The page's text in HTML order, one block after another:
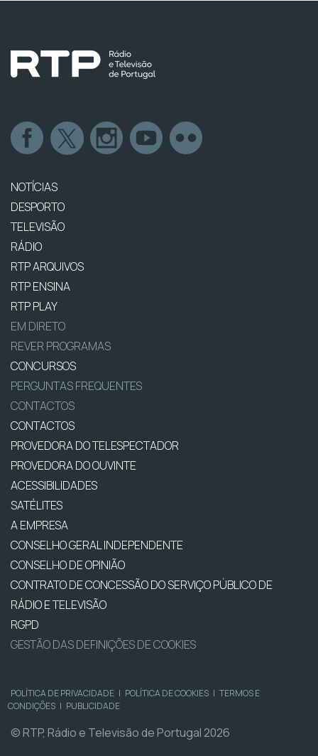
NOTÍCIAS
DESPORTO
TELEVISÃO
RÁDIO
RTP ARQUIVOS
RTP ENSINA
RTP PLAY
EM DIRETO
REVER PROGRAMAS
CONCURSOS
PERGUNTAS FREQUENTES
CONTACTOS
CONTACTOS
PROVEDORA DO TELESPECTADOR
PROVEDORA DO OUVINTE
ACESSIBILIDADES
SATÉLITES
A EMPRESA
CONSELHO GERAL INDEPENDENTE
CONSELHO DE OPINIÃO
CONTRATO DE CONCESSÃO DO SERVIÇO PÚBLICO DE
RÁDIO E TELEVISÃO
RGPD
GESTÃO DAS DEFINIÇÕES DE COOKIES
POLÍTICA DE PRIVACIDADE | POLÍTICA DE COOKIES | TERMOS E
CONDIÇÕES | PUBLICIDADE
© RTP, Rádio e Televisão de Portugal 2026